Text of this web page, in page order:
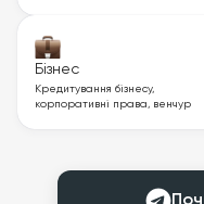
Бізнес
Кредитування бізнесу,
корпоративні права, венчур